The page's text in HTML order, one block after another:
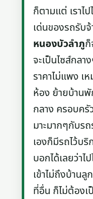
ก็ตามแต่ เรา
เด่นของรถรับ
หนองบัวลำภู
จะเป็นไซส์กลา
ราคาไม่แพง เ
ห้อง ย้ายบ้าน
กลาง ครอบค
มาะมากๆกับร
เองก็มีรถไว้บ
บอกได้เลยว่า
เข้าไม่ถึงบ้าน
ที่อื่น ก็ไม่ต้องเ